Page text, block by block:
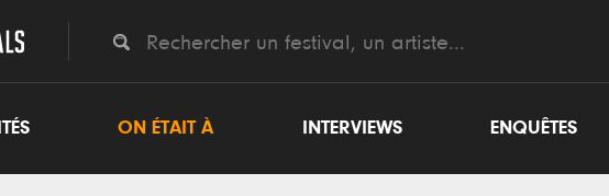
ON ÉTAIT À INTERVIEWS ENQUÊTES